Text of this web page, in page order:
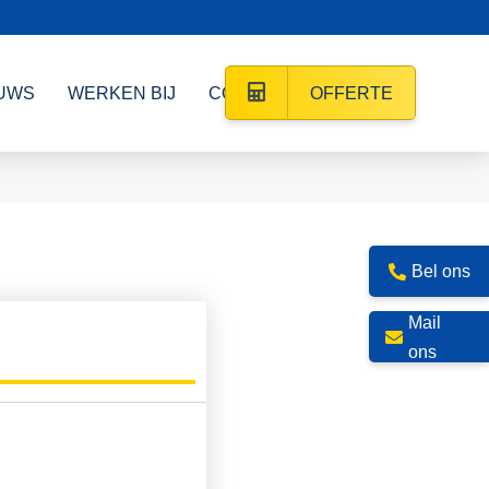
WERKEN BIJ CONTACT OFFERTE
Bel ons
Mail
ons